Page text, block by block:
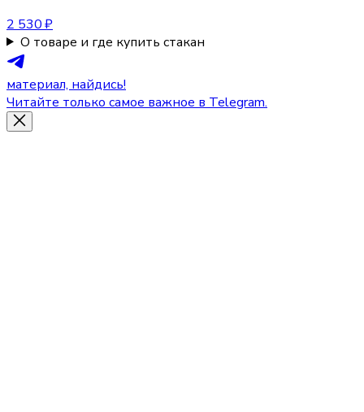
2 530 ₽
О товаре и где купить стакан
материал, найдись!
Читайте только самое важное в Telegram.